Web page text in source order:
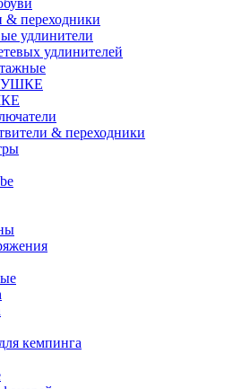
& переходники
удлинители
удлинителей
& переходники
кемпинга